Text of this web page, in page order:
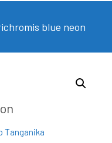
blue neon
Tanganika